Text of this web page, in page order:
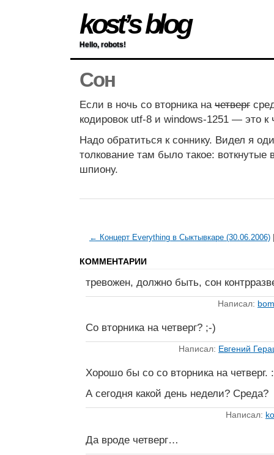
kost’s blog
Hello, robots!
Сон
Если в ночь со вторника на четверг
кодировок utf-8 и windows-1251 — это к
Надо обратиться к соннику. Видел я
толкование там было такое: воткнутые
шпиону.
← Концерт Everything в Сыктывкаре (30.06.2006)
КОММЕНТАРИИ
тревожен, должно быть, сон
Написал:
Со вторника на четверг? ;-)
Написал: Евгений
Хорошо бы со со вторника на четверг.
А сегодня какой день недели? Среда?
Написал:
Да вроде четверг…